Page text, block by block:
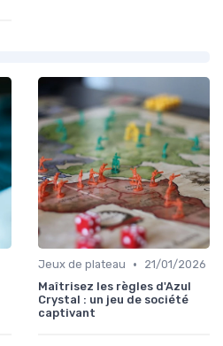
Jeux de plateau •
21/01/2026
Maîtrisez les règles d'Azul
Crystal : un jeu de société
captivant